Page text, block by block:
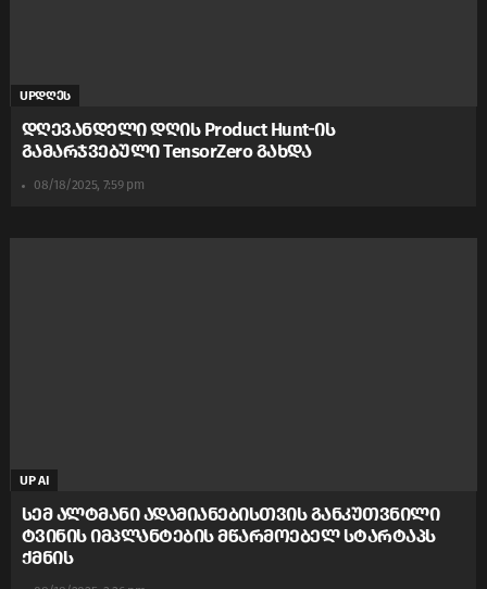
UPდღეს
დღევანდელი დღის Product Hunt-ის
გამარჯვებული TensorZero გახდა
08/18/2025, 7:59 pm
UP AI
სემ ალტმანი ადამიანებისთვის განკუთვნილი
ტვინის იმპლანტების მწარმოებელ სტარტაპს
ქმნის